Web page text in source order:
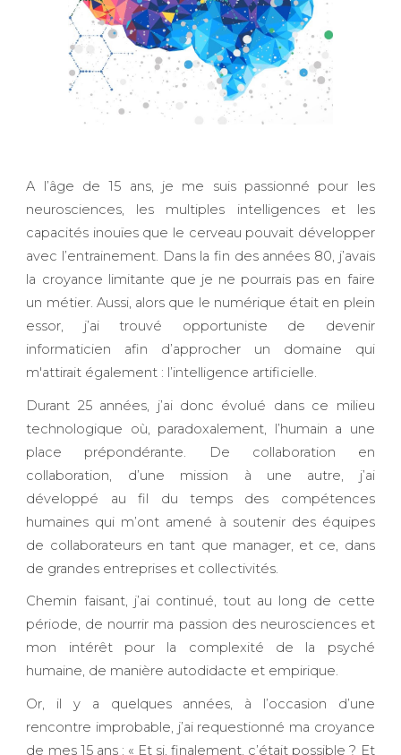
A l’âge de 15 ans, je me suis passionné pour les
neurosciences, les multiples intelligences et les
capacités inouïes que le cerveau pouvait développer
avec l’entrainement. Dans la fin des années 80, j’avais
la croyance limitante que je ne pourrais pas en faire
un métier. Aussi, alors que le numérique était en plein
essor, j’ai trouvé opportuniste de devenir
informaticien afin d’approcher un domaine qui
m'attirait également : l’intelligence artificielle.
Durant 25 années, j’ai donc évolué dans ce milieu
technologique où, paradoxalement, l’humain a une
place prépondérante. De collaboration en
collaboration, d’une mission à une autre, j’ai
développé au fil du temps des compétences
humaines qui m’ont amené à soutenir des équipes
de collaborateurs en tant que manager, et ce, dans
de grandes entreprises et collectivités.
Chemin faisant, j’ai continué, tout au long de cette
période, de nourrir ma passion des neurosciences et
mon intérêt pour la complexité de la psyché
humaine, de manière autodidacte et empirique.
Or, il y a quelques années, à l’occasion d’une
rencontre improbable, j’ai requestionné ma croyance
de mes 15 ans : « Et si, finalement, c’était possible ? Et